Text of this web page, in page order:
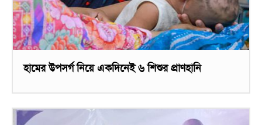
হামের উপসর্গ নিয়ে একদিনেই ৬ শিশুর প্রাণহানি